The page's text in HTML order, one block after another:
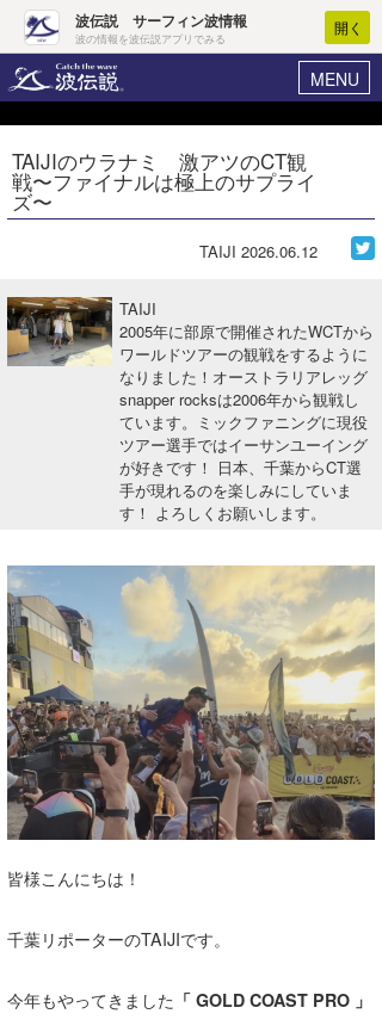
波伝説 サーフィン波情報
波の情報を波伝説アプリでみる
開く
MENU
ヘルプ マイホーム
ログイン
WAVE HUNTER波予想ツール
気象情報
サーフィンエリアガイド
会員メニュー
今月のプレゼント
TAIJIのウラナミ 激アツのCT観
戦〜ファイナルは極上のサプライ
ズ〜
TAIJI 2026.06.12
TAIJI
2005年に部原で開催されたWCTから
ワールドツアーの観戦をするように
なりました！オーストラリアレッグ
snapper rocksは2006年から観戦し
ています。ミックファニングに現役
ツアー選手ではイーサンユーイング
が好きです！ 日本、千葉からCT選
手が現れるのを楽しみにしていま
す！ よろしくお願いします。
皆様こんにちは！
千葉リポーターのTAIJIです。
今年もやってきました 「 GOLD COAST PRO 」
Core Surf Japan
コンテスト
アート＆エンタメ
コラム
ショップ情報
ショップ情報
千葉北
伊豆
千葉南
大阪
四国
沖縄
その他
ルール＆How to
VOTE!
サーファーズ